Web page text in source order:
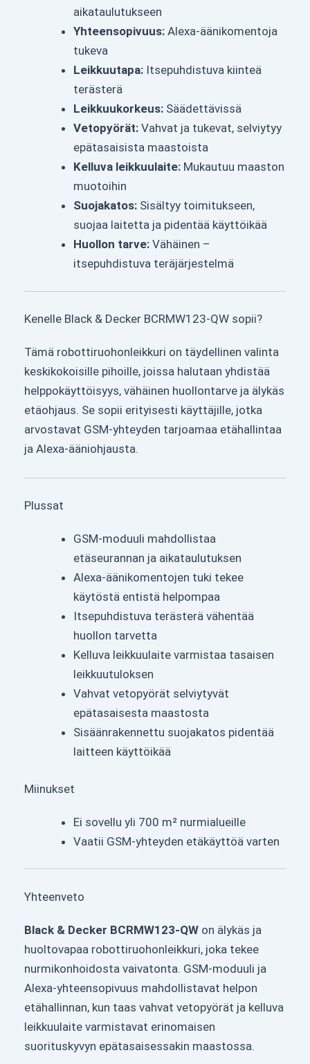
aikataulutukseen
Yhteensopivuus: Alexa-äänikomentoja
tukeva
Leikkuutapa: Itsepuhdistuva kiinteä
terästerä
Leikkuukorkeus: Säädettävissä
Vetopyörät: Vahvat ja tukevat, selviytyy
epätasaisista maastoista
Kelluva leikkuulaite: Mukautuu maaston
muotoihin
Suojakatos: Sisältyy toimitukseen,
suojaa laitetta ja pidentää käyttöikää
Huollon tarve: Vähäinen –
itsepuhdistuva teräjärjestelmä
Kenelle Black & Decker BCRMW123-QW sopii?
Tämä robottiruohonleikkuri on täydellinen valinta
keskikokoisille pihoille, joissa halutaan yhdistää
helppokäyttöisyys, vähäinen huollontarve ja älykäs
etäohjaus. Se sopii erityisesti käyttäjille, jotka
arvostavat GSM-yhteyden tarjoamaa etähallintaa
ja Alexa-ääniohjausta.
Plussat
GSM-moduuli mahdollistaa
etäseurannan ja aikataulutuksen
Alexa-äänikomentojen tuki tekee
käytöstä entistä helpompaa
Itsepuhdistuva terästerä vähentää
huollon tarvetta
Kelluva leikkuulaite varmistaa tasaisen
leikkuutuloksen
Vahvat vetopyörät selviytyvät
epätasaisesta maastosta
Sisäänrakennettu suojakatos pidentää
laitteen käyttöikää
Miinukset
Ei sovellu yli 700 m² nurmialueille
Vaatii GSM-yhteyden etäkäyttöä varten
Yhteenveto
Black & Decker BCRMW123-QW on älykäs ja
huoltovapaa robottiruohonleikkuri, joka tekee
nurmikonhoidosta vaivatonta. GSM-moduuli ja
Alexa-yhteensopivuus mahdollistavat helpon
etähallinnan, kun taas vahvat vetopyörät ja kelluva
leikkuulaite varmistavat erinomaisen
suorituskyvyn epätasaisessakin maastossa.